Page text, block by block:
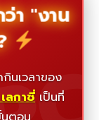
า "งาน
นเวลาของ
ลกาซี่ เป็นที่